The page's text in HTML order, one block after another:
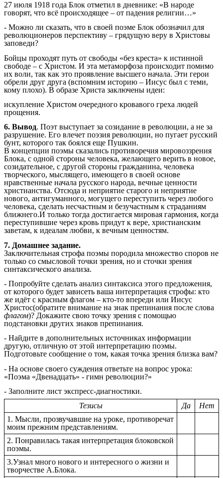
27 июля 1918 года Блок отметил в дневнике: «В народе
говорят, что всё происходящее – от падения религии…»
- Можно ли сказать, что в своей поэме Блок обозначил для
революционеров перспективу – грядущую веру в Христовы
заповеди?
Бойцы проходят путь от свободы «без креста» к истинной
свободе – с Христом. И эта метаморфоза происходит помимо
их воли, так как это проявление высшего начала. Эти герои
обрели друг друга (вспомним историю – Иисус был с теми,
кому плохо). В образе Христа заключены идеи:
искупление Христом очередного кровавого греха людей
прощения.
6. Вывод. Поэт выступает за созидание в революции, а не за
разрушение. Его влечет поэзия революции, но пугает русский
бунт, которого так боялся еще Пушкин.
В концепции поэмы сказались противоречия мировоззрения
Блока, с одной стороны человека, желающего верить в новое,
созидательное, с другой стороны гражданина, человека
творческого, мыслящего, имеющего в своей основе
нравственные начала русского народа, вечные ценности
христианства. Отсюда и неприятие старого и неприятие
нового, антигуманного, могущего переступить через любого
человека, сделать несчастным и безучастным к страданиям
ближнего.И только тогда достигается мировая гармония, когда
переступившие через кровь придут к вере, христианским
заветам, к идеалам любви, к вечным ценностям.
7. Домашнее задание.
Заключительная строфа поэмы породила множество споров не
только со смысловой точки зрения, но и сточки зрения
синтаксического анализа.
- Попробуйте сделать анализ синтаксиса этого предложения,
от которого будет зависеть ваша интерпретация строфы: кто
же идёт с красным флагом – кто-то впереди или Иисус
Христос(обратите внимание на знак препинания после слова
флагом)? Докажите свою точку зрения с помощью
подстановки других знаков препинания.
- Найдите в дополнительных источниках информации
другую, отличную от этой интерпретацию поэмы.
Подготовьте сообщение о том, какая точка зрения близка вам?
- На основе своего суждения ответьте на вопрос урока:
«Поэма «Двенадцать» - гимн революции?»
- Заполните лист экспресс-диагностики.
Тезисы
Да
Нет
1. Мысли, прозвучавшие на уроке, противоречат
моим прежним представлениям.
2. Понравилась такая интерпретация блоковской
поэмы.
3.Узнал много нового и интересного о жизни и
творчестве А.Блока.